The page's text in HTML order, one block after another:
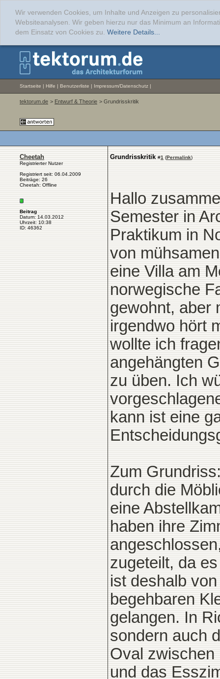
Wir verwenden Cookies, um Inhalte und Anzeigen zu
Websiteanalysen. Wir geben hierzu nur das Minimum an
dem Einsatz von Cookies zu. Weitere Details...
Startseite | Hilfe | Benutzerliste | Impressum/Datenschutz |
tektorum.de > Entwurf & Theorie > Grundrisskritik
Cheetah
Registrierter Nutzer
Registriert seit: 06.04.2009
Beiträge: 26
Cheetah: Offline
Beitrag
Datum: 14.03.2012
Uhrzeit: 10:38
ID: 46362
Grundrisskritik #1 (Permalink)
Hallo
Semester in
Praktikum in
von
eine Villa am
norwegische
gewohnt, aber
irgendwo hört
wollte ich
angehängten
zu üben. Ich
kann ist eine
Zum
durch die
eine
haben ihre
zugeteilt, da
ist deshalb
begehbaren
gelangen. In
sondern auch
Oval zwischen
und das